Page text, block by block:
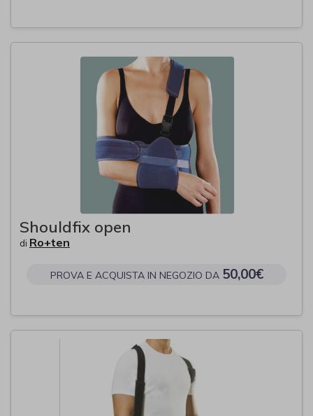
Shouldfix open
di Ro+ten
PROVA E ACQUISTA IN NEGOZIO DA 50,00€